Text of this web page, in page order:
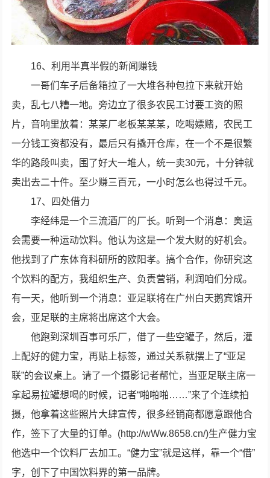
16、利用半真半假的新闻赚钱
一哥们车子后备箱拉了一大堆各种包拉下来就开始
卖，乱七八糟一地。旁边立了很多农民工讨要工资的照
片，音响里放着：某某厂老板某某某，吃喝嫖赌，农民工
一分钱工资都没有，最后只有撬开仓库，在一个不是很繁
华的路段叫卖，围了好大一堆人，统一卖30元，十分钟就
卖出去二十件。至少赚三百元，一小时怎么也得过千元。
17、四处借力
李经纬是一个三流酒厂的厂长。听到一个消息：奥运
会需要一种运动饮料。他认为这是一个发大财的好机会。
他找到了广东体育科研所的欧阳孝。搞个合作，你研究这
个饮料的配方，我组织生产、负责营销，利润咱们分成。
有一天，他听到一个消息：亚足联将在广州白天鹅宾馆开
会，亚足联的主席将出席这个大会。
他跑到深圳百事可乐厂，借了一些空罐子，然后，灌
上配好的健力宝，再贴上标签，通过关系就摆上了“亚足
联”的会议桌上。请了一个摄影记者帮忙，当亚足联主席一
拿起易拉罐想喝的时候，记者“啪啪啪……”来了个连续拍
摄，他拿着这些照片大肆宣传，很多经销商都愿意跟他合
作，签下了大量的订单。(http://wWw.8658.cn/)生产健力宝
他选中一个饮料厂去加工。“健力宝”就是这样，靠一个“借”
字，创下了中国饮料界的第一品牌。